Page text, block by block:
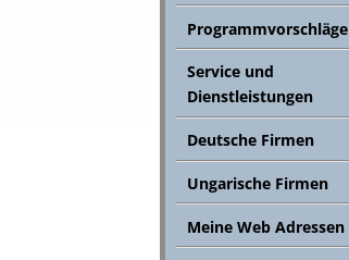
Programmvorschläge
Service und
Dienstleistungen
Deutsche Firmen
Ungarische Firmen
Meine Web Adressen